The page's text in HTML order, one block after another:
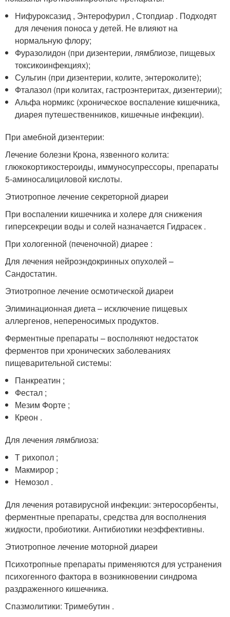
Нифуроксазид , Энтерофурил , Стопдиар . Подходят
для лечения поноса у детей. Не влияют на
нормальную флору;
Фуразолидон (при дизентерии, лямблиозе, пищевых
токсикоинфекциях);
Сульгин (при дизентерии, колите, энтероколите);
Фталазол (при колитах, гастроэнтеритах, дизентерии);
Альфа нормикс (хроническое воспаление кишечника,
диарея путешественников, кишечные инфекции).
При амебной дизентерии:
Лечение болезни Крона, язвенного колита:
глюкокортикостероиды, иммуносупрессоры, препараты
5-аминосалициловой кислоты.
Этиотропное лечение секреторной диареи
При воспалении кишечника и холере для снижения
гиперсекреции воды и солей назначается Гидрасек .
При хологенной (печеночной) диарее :
Для лечения нейроэндокринных опухолей –
Сандостатин.
Этиотропное лечение осмотической диареи
Элиминационная диета – исключение пищевых
аллергенов, непереносимых продуктов.
Ферментные препараты – восполняют недостаток
ферментов при хронических заболеваниях
пищеварительной системы:
Панкреатин ;
Фестал ;
Мезим Форте ;
Креон .
Для лечения лямблиоза:
Т рихопол ;
Макмирор ;
Немозол .
Для лечения ротавирусной инфекции: энтеросорбенты,
ферментные препараты, средства для восполнения
жидкости, пробиотики. Антибиотики неэффективны.
Этиотропное лечение моторной диареи
Психотропные препараты применяются для устранения
психогенного фактора в возникновении синдрома
раздраженного кишечника.
Спазмолитики: Тримебутин .